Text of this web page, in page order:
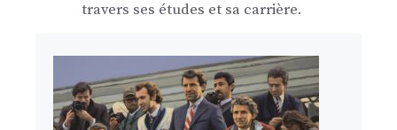
travers ses études et sa carrière.